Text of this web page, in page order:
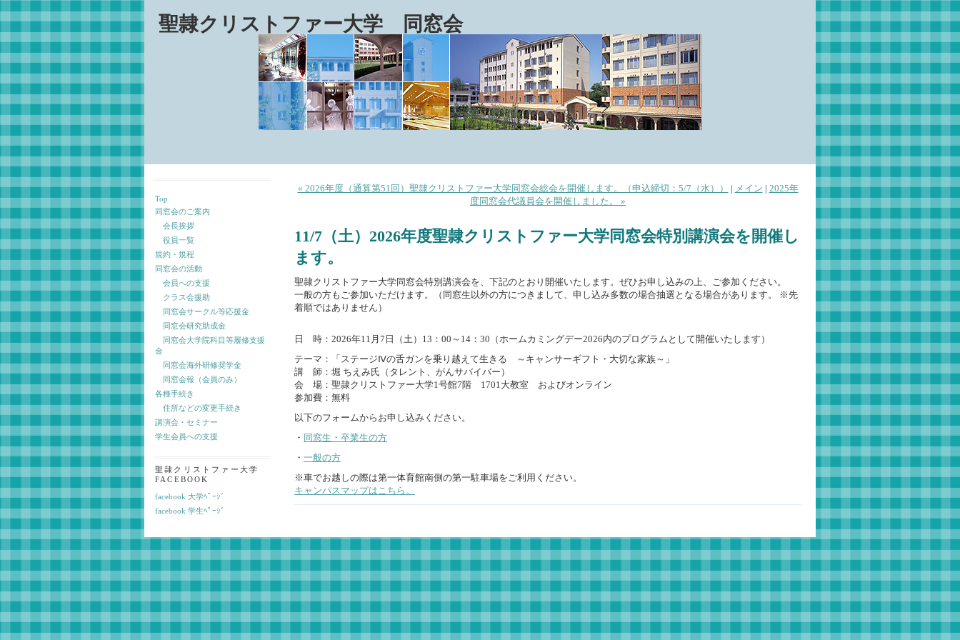
聖隷クリストファー大学 同窓会
Top
同窓会のご案内
会長挨拶
役員一覧
規約・規程
同窓会の活動
会員への支援
クラス会援助
同窓会サークル等応援金
同窓会研究助成金
同窓会大学院科目等履修支援
金
同窓会海外研修奨学金
同窓会報（会員のみ）
各種手続き
住所などの変更手続き
講演会・セミナー
学生会員への支援
聖隷クリストファー大学
FACEBOOK
facebook 大学ﾍﾟｰｼﾞ
facebook 学生ﾍﾟｰｼﾞ
« 2026年度（通算第51回）聖隷クリストファー大学同窓会総会を開催します。（申込締切：5/7（水）） | メイン | 2025年
度同窓会代議員会を開催しました。 »
11/7（土）2026年度聖隷クリストファー大学同窓会特別講演会を開催し
ます。
聖隷クリストファー大学同窓会特別講演会を、下記のとおり開催いたします。ぜひお申し込みの上、ご参加ください。
一般の方もご参加いただけます。（同窓生以外の方につきまして、申し込み多数の場合抽選となる場合があります。 ※先
着順ではありません）
日 時：2026年11月7日（土）13：00～14：30（ホームカミングデー2026内のプログラムとして開催いたします）
テーマ：「ステージⅣの舌ガンを乗り越えて生きる ～キャンサーギフト・大切な家族～」
講 師：堀 ちえみ氏（タレント、がんサバイバー）
会 場：聖隷クリストファー大学1号館7階 1701大教室 およびオンライン
参加費：無料
以下のフォームからお申し込みください。
・ 同窓生・卒業生の方
・ 一般の方
※車でお越しの際は第一体育館南側の第一駐車場をご利用ください。
キャンパスマップはこちら。